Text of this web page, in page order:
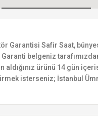
Garantisi Safir Saat,
belgeniz
aldığınız ürünü 14 gün
isterseniz; İstanbul